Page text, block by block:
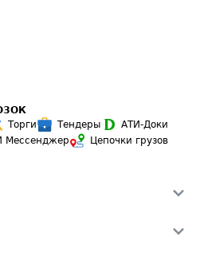
Торги Тендеры
АТИ-Доки
Мессенджер
Цепочки грузов